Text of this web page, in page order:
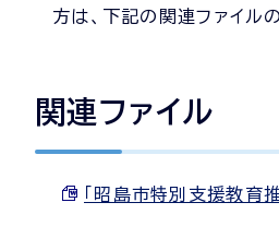
方は、下記の関連ファイル
関連ファイル
「昭島市特別支援教育